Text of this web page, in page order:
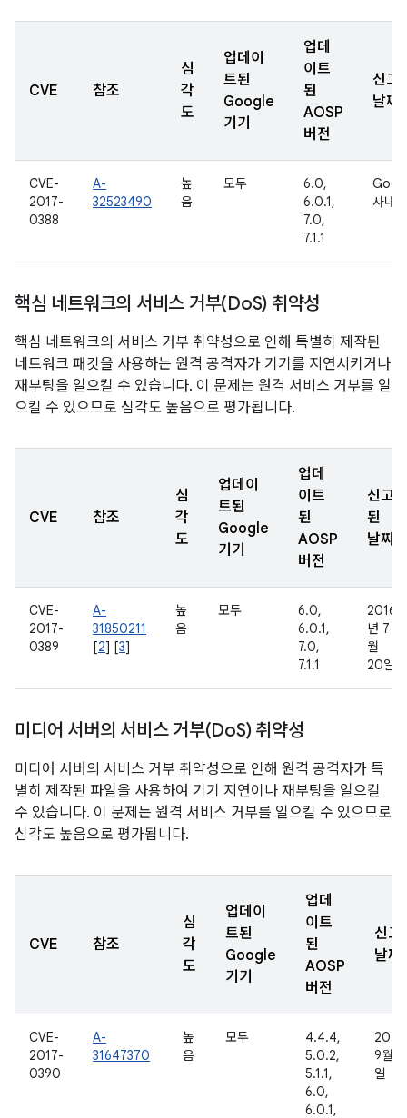
CVE 참조
심
각
도
업데이
트된
Google
기기
업데
이트
된
AOSP
버전
신고
날짜
CVE-
2017-
0388
A-
32523490
높
음
모두
6.0,
6.0.1,
7.0,
7.1.1
사내용
핵심 네트워크의 서비스 거부(DoS) 취약성
핵심 네트워크의 서비스 거부 취약성으로 인해 특별히 제작된
네트워크 패킷을 사용하는 원격 공격자가 기기를 지연시키거나
재부팅을 일으킬 수 있습니다. 이 문제는 원격 서비스 거부를 일
으킬 수 있으므로 심각도 높음으로 평가됩니다.
CVE 참조
심
각
도
업데이
트된
Google
기기
업데
이트
된
AOSP
버전
신고
된
날짜
CVE-
2017-
0389
A-
31850211
[2] [3]
높
음
모두
6.0,
6.0.1,
7.0,
7.1.1
2016
년 7
월
20일
미디어 서버의 서비스 거부(DoS) 취약성
미디어 서버의 서비스 거부 취약성으로 인해 원격 공격자가 특
별히 제작된 파일을 사용하여 기기 지연이나 재부팅을 일으킬
수 있습니다. 이 문제는 원격 서비스 거부를 일으킬 수 있으므로
심각도 높음으로 평가됩니다.
CVE 참조
심
각
도
업데이
트된
Google
기기
업데
이트
된
AOSP
버전
신고
날짜
CVE-
2017-
0390
A-
31647370
높
음
모두
4.4.4,
5.0.2,
5.1.1,
6.0,
6.0.1,
2016
9월
일